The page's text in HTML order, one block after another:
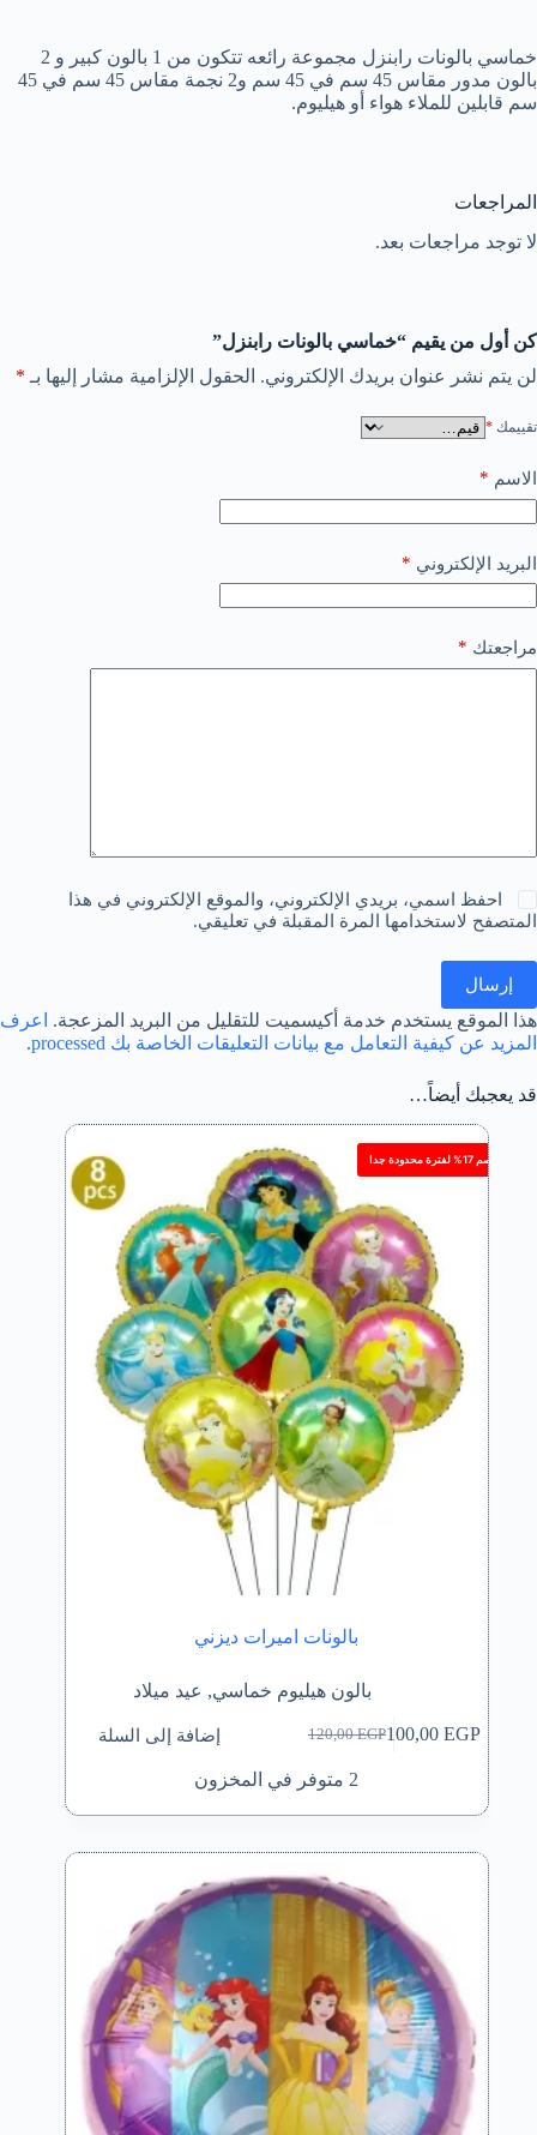
خماسي بالونات رابنزل مجموعة رائعه تتكون من 1 بالون كبير و 2
بالون مدور مقاس 45 سم في 45 سم و2 نجمة مقاس 45 سم في 45
سم قابلين للملاء هواء أو هيليوم.
المراجعات
لا توجد مراجعات بعد.
كن أول من يقيم “خماسي بالونات رابنزل”
لن يتم نشر عنوان بريدك الإلكتروني. الحقول الإلزامية مشار إليها بـ *
تقييمك *
الاسم *
البريد الإلكتروني *
مراجعتك *
احفظ اسمي، بريدي الإلكتروني، والموقع الإلكتروني في هذا
المتصفح لاستخدامها المرة المقبلة في تعليقي.
إرسال
هذا الموقع يستخدم خدمة أكيسميت للتقليل من البريد المزعجة.
اعرف
المزيد عن كيفية التعامل مع بيانات التعليقات الخاصة بك processed
.
قد يعجبك أيضاً…
خصم 17% لفترة محدودة جدا
بالونات اميرات ديزني
بالون هيليوم خماسي, عيد ميلاد
120,00EGP
السعر
120,00 EGP.
100,00 EGP
السعر
100,00 EGP.
إضافة إلى السلة
2 متوفر في المخزون